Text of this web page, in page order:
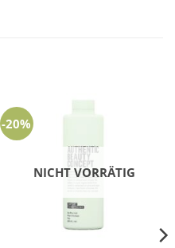
-20%
NICHT VORRÄTIG